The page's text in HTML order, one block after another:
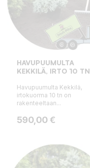
HAVUPUUMULTA
KEKKILÄ, IRTO 10 TN
Havupuumulta Kekkilä,
irtokuorma 10 tn on
rakenteeltaan...
Hinta
590,00 €